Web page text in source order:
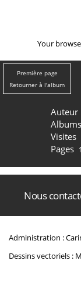
Your
Première page
Retourner à l'album
Auteur
Albums
Visites
Pages 1
Nous
Administration :
Dessins vectoriels :